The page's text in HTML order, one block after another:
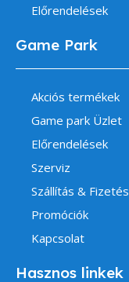
Előrendelések
Game Park
Akciós termékek
Game park Üzlet
Előrendelések
Szerviz
Szállítás & Fizetés
Promóciók
Kapcsolat
Hasznos linkek